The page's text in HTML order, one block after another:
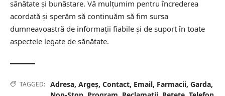
sănătate și bunăstare. Vă mulțumim pentru încrederea
acordată și sperăm să continuăm să fim sursa
dumneavoastră de informații fiabile și de suport în toate
aspectele legate de sănătate.
TAGGED: Adresa, Argeș, Contact, Email, Farmacii, Garda,